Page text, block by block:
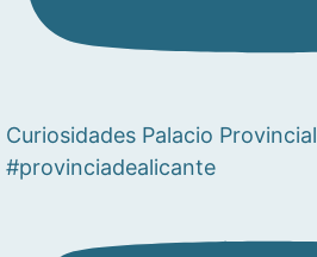
Curiosidades Palacio Provincial
#provinciadealicante